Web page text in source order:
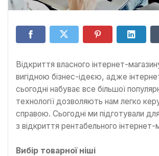
Відкриття власного інтернет-
вигідною бізнес-ідеєю, адже
сьогодні набуває все більшої
технології дозволяють нам легко
справою. Сьогодні ми підготували
з відкриття рентабельного інтернет-
Вибір товарної ніші